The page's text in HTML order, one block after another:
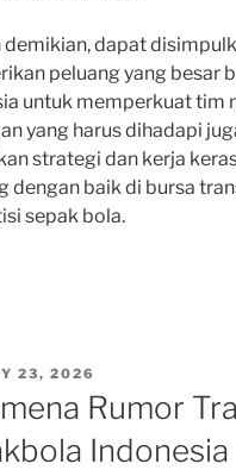
demikian, dapat
peluang yang besar
untuk memperkuat tim
yang harus dihadapi
strategi dan kerja
dengan baik di bursa
sepak bola.
23, 2026
Rumor
Indonesia